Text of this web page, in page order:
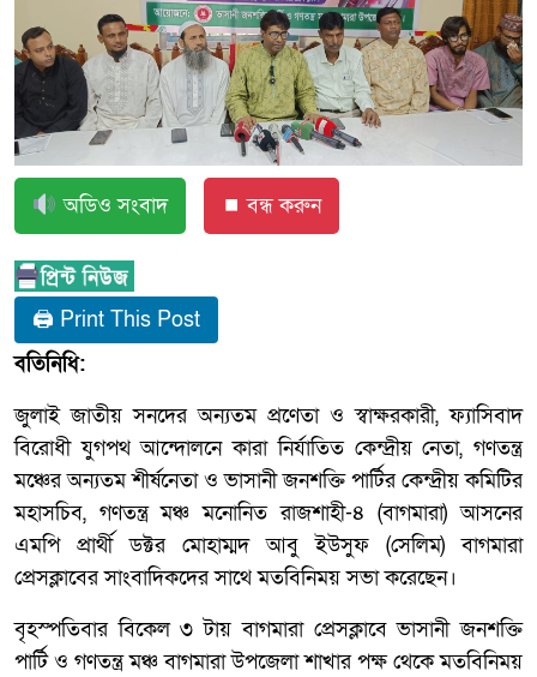
অডিও সংবাদ ⏹ বন্ধ করুন
🖨 Print This Post
বতিনিধি:
জুলাই জাতীয় সনদের অন্যতম প্রণেতা ও স্বাক্ষরকারী, ফ্যাসিবাদ
বিরোধী যুগপথ আন্দোলনে কারা নির্যাতিত কেন্দ্রীয় নেতা, গণতন্ত্র
মঞ্চের অন্যতম শীর্ষনেতা ও ভাসানী জনশক্তি পার্টির কেন্দ্রীয় কমিটির
মহাসচিব, গণতন্ত্র মঞ্চ মনোনিত রাজশাহী-৪ (বাগমারা) আসনের
এমপি প্রার্থী ডক্টর মোহাম্মদ আবু ইউসুফ (সেলিম) বাগমারা
প্রেসক্লাবের সাংবাদিকদের সাথে মতবিনিময় সভা করেছেন।
বৃহস্পতিবার বিকেল ৩ টায় বাগমারা প্রেসক্লাবে ভাসানী জনশক্তি
পার্টি ও গণতন্ত্র মঞ্চ বাগমারা উপজেলা শাখার পক্ষ থেকে মতবিনিময়